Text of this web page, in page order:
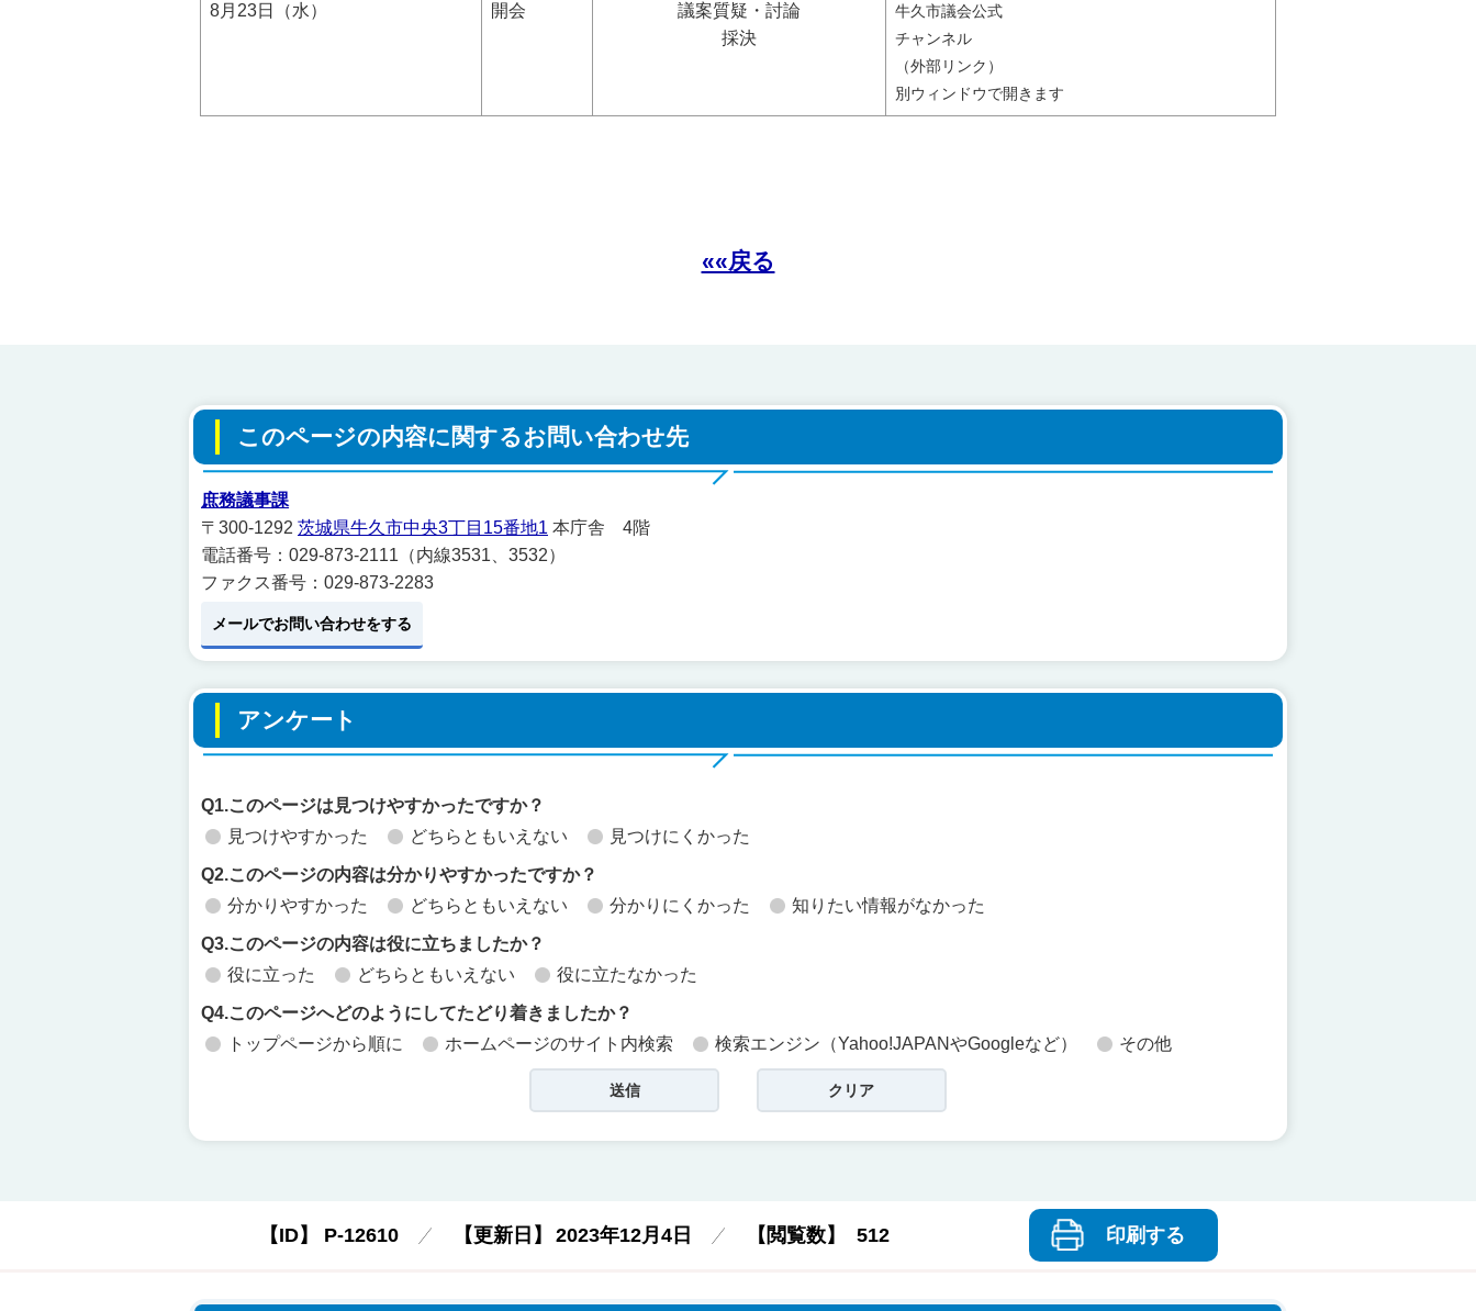
8月23日（水） 開会
議案質疑・討論
採決
牛久市議会公式
チャンネル
（外部リンク）
別ウィンドウで開きます
««戻る
このページの内容に関するお問い合わせ先
庶務議事課
〒300-1292 茨城県牛久市中央3丁目15番地1 本庁舎 4階
電話番号：029-873-2111（内線3531、3532）
ファクス番号：029-873-2283
メールでお問い合わせをする
アンケート
Q1.このページは見つけやすかったですか？
見つけやすかった
どちらともいえない 見つけにくかった
Q2.このページの内容は分かりやすかったですか？
分かりやすかった
どちらともいえない 分かりにくかった 知りたい情報がなかった
Q3.このページの内容は役に立ちましたか？
役に立った
どちらともいえない 役に立たなかった
Q4.このページへどのようにしてたどり着きましたか？
トップページから順に
ホームページのサイト内検索 検索エンジン（Yahoo!JAPANやGoogleなど） その他
【ID】 P-12610 【更新日】 2023年12月4日 【閲覧数】 512 印刷する